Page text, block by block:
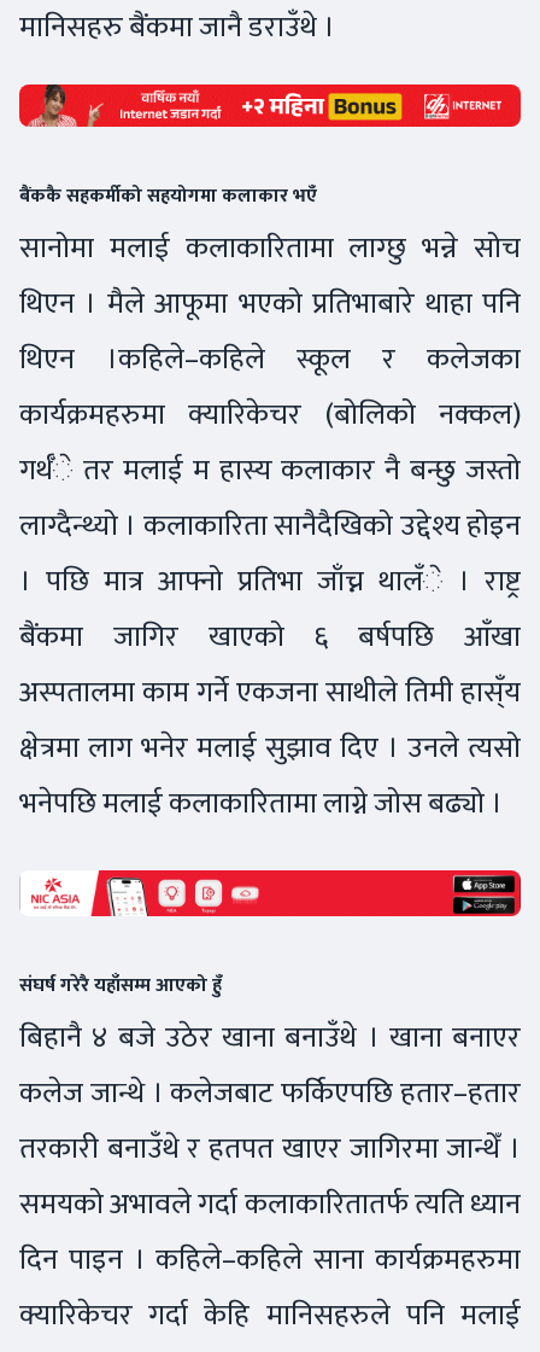
मानिसहरु बैंकमा जानै डराउँथे ।
बैंककै सहकर्मीको सहयोगमा कलाकार भएँ
सानोमा मलाई कलाकारितामा लाग्छु भन्ने सोच
थिएन । मैले आफूमा भएको प्रतिभाबारे थाहा पनि
थिएन ।कहिले–कहिले स्कूल र कलेजका
कार्यक्रमहरुमा क्यारिकेचर (बोलिको नक्कल)
गर्थँे तर मलाई म हास्य कलाकार नै बन्छु जस्तो
लाग्दैन्थ्यो । कलाकारिता सानैदैखिको उद्देश्य होइन
। पछि मात्र आफ्नो प्रतिभा जाँच्न थालँे । राष्ट्र
बैंकमा जागिर खाएको ६ बर्षपछि आँखा
अस्पतालमा काम गर्ने एकजना साथीले तिमी हास्ँय
क्षेत्रमा लाग भनेर मलाई सुझाव दिए । उनले त्यसो
भनेपछि मलाई कलाकारितामा लाग्ने जोस बढ्यो ।
संघर्ष गरेरै यहाँसम्म आएको हुँ
बिहानै ४ बजे उठेर खाना बनाउँथे । खाना बनाएर
कलेज जान्थे । कलेजबाट फर्किएपछि हतार–हतार
तरकारी बनाउँथे र हतपत खाएर जागिरमा जान्थेँ ।
समयको अभावले गर्दा कलाकारितातर्फ त्यति ध्यान
दिन पाइन । कहिले–कहिले साना कार्यक्रमहरुमा
क्यारिकेचर गर्दा केहि मानिसहरुले पनि मलाई